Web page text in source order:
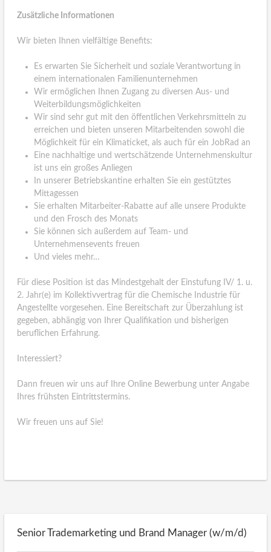
Zusätzliche Informationen
Wir bieten Ihnen vielfältige Benefits:
Es erwarten Sie Sicherheit und soziale Verantwortung in
einem internationalen Familienunternehmen
Wir ermöglichen Ihnen Zugang zu diversen Aus- und
Weiterbildungsmöglichkeiten
Wir sind sehr gut mit den öffentlichen Verkehrsmitteln zu
erreichen und bieten unseren Mitarbeitenden sowohl die
Möglichkeit für ein Klimaticket, als auch für ein JobRad an
Eine nachhaltige und wertschätzende Unternehmenskultur
ist uns ein großes Anliegen
In unserer Betriebskantine erhalten Sie ein gestütztes
Mittagessen
Sie erhalten Mitarbeiter-Rabatte auf alle unsere Produkte
und den Frosch des Monats
Sie können sich außerdem auf Team- und
Unternehmensevents freuen
Und vieles mehr…
Für diese Position ist das Mindestgehalt der Einstufung IV/ 1. u.
2. Jahr(e) im Kollektivvertrag für die Chemische Industrie für
Angestellte vorgesehen. Eine Bereitschaft zur Überzahlung ist
gegeben, abhängig von Ihrer Qualifikation und bisherigen
beruflichen Erfahrung.
Interessiert?
Dann freuen wir uns auf Ihre Online Bewerbung unter Angabe
Ihres frühsten Eintrittstermins.
Wir freuen uns auf Sie!
Senior Trademarketing und Brand Manager (w/m/d)